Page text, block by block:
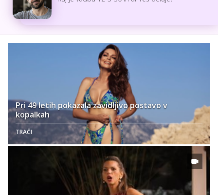
Pri 49 letih pokazala zavidljivo postavo v
kopalkah
TRAČI